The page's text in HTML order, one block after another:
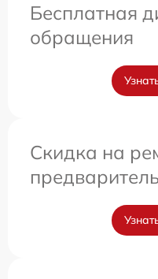
Бесплатная
обращения
Скидка на